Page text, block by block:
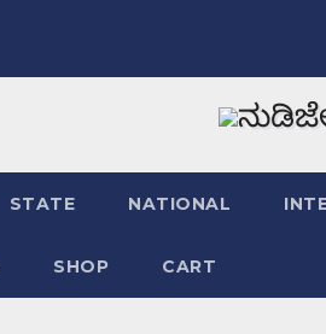
STATE NATIONAL
SHOP CART